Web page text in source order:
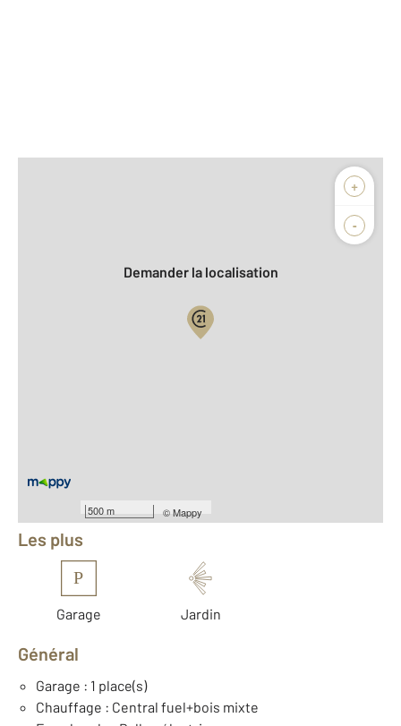
+
-
500 m ©Mappy
Biens vendus
Demander la localisation
Équipements
Les plus
P
Garage Jardin
Général
Garage : 1 place(s)
Chauffage : Central fuel+bois mixte